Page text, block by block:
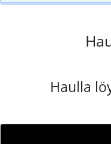
Haulla